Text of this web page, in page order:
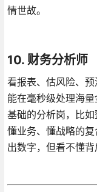
情世故。
10. 财务分析师
看报表、估风险、
能在毫秒级处理海量
基础的分析岗，比
懂业务、懂战略的
出数字，但看不懂背